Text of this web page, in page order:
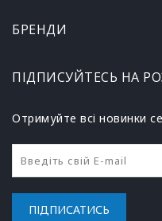
БРЕНДИ
ПІДПИСУЙТЕСЬ НА
Отримуйте всі новинки
ПІДПИСАТИСЬ